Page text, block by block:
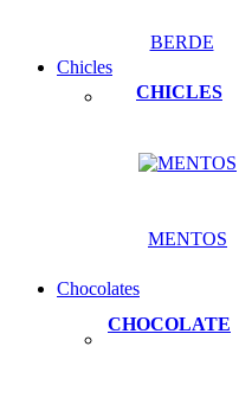
BERDE
Chicles
CHICLES
MENTOS
Chocolates
CHOCOLATE